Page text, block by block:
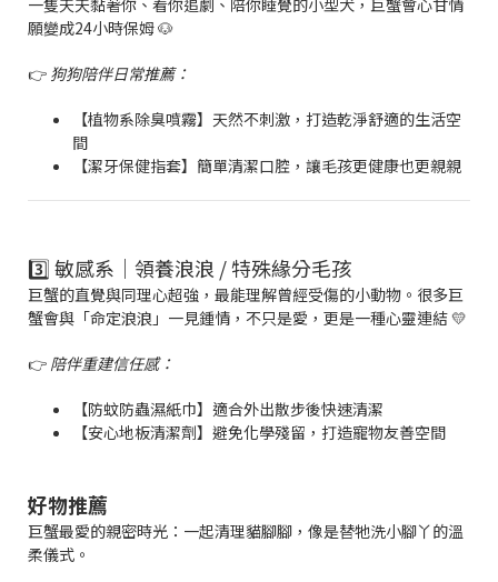
一隻天天黏著你、看你追劇、陪你睡覺的小型犬，巨蟹會心甘情
願變成24小時保姆 🐶
👉 狗狗陪伴日常推薦：
【植物系除臭噴霧】天然不刺激，打造乾淨舒適的生活空
間
【潔牙保健指套】簡單清潔口腔，讓毛孩更健康也更親親
3️⃣ 敏感系｜領養浪浪 / 特殊緣分毛孩
巨蟹的直覺與同理心超強，最能理解曾經受傷的小動物。很多巨
蟹會與「命定浪浪」一見鍾情，不只是愛，更是一種心靈連結 💛
👉 陪伴重建信任感：
【防蚊防蟲濕紙巾】適合外出散步後快速清潔
【安心地板清潔劑】避免化學殘留，打造寵物友善空間
好物推薦
巨蟹最愛的親密時光：一起清理貓腳腳，像是替牠洗小腳丫的溫
柔儀式。